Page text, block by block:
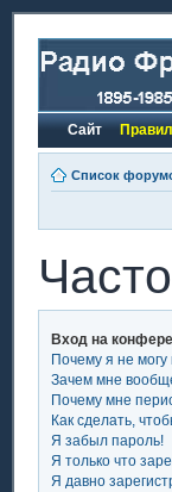
Сайт
Список
Вход на
Почему я не могу
Зачем мне
Почему мне
Как сделать,
Я забыл пароль!
Я только что
Я давно